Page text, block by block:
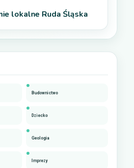
lokalne Ruda Śląska
Budownictwo
Dziecko
Geologia
Imprezy